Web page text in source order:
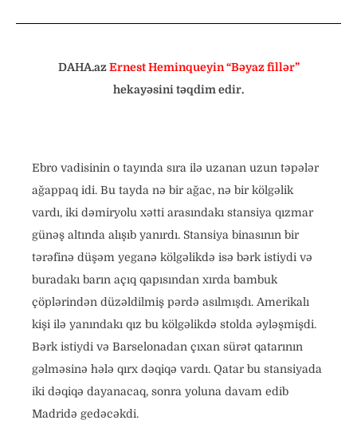
DAHA.azErnest Heminqueyin “Bəyaz fillər”
hekayəsini təqdim edir.
Ebro vadisinin o tayında sıra ilə uzanan uzun təpələr
ağappaq idi. Bu tayda nə bir ağac, nə bir kölgəlik
vardı, iki dəmiryolu xətti arasındakı stansiya qızmar
günəş altında alışıb yanırdı. Stansiya binasının bir
tərəfinə düşəm yeganə kölgəlikdə isə bərk istiydi və
buradakı barın açıq qapısından xırda bambuk
çöplərindən düzəldilmiş pərdə asılmışdı. Amerikalı
kişi ilə yanındakı qız bu kölgəlikdə stolda əyləşmişdi.
Bərk istiydi və Barselonadan çıxan sürət qatarının
gəlməsinə hələ qırx dəqiqə vardı. Qatar bu stansiyada
iki dəqiqə dayanacaq, sonra yoluna davam edib
Madridə gedəcəkdi.